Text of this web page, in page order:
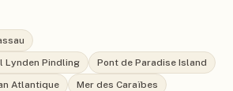
Lynden Pindling
Pont de Paradise Island
Atlantique
Mer des Caraïbes